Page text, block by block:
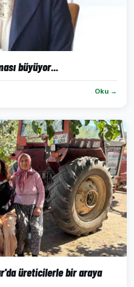
büyüyor...
Oku →
üreticilerle bir araya